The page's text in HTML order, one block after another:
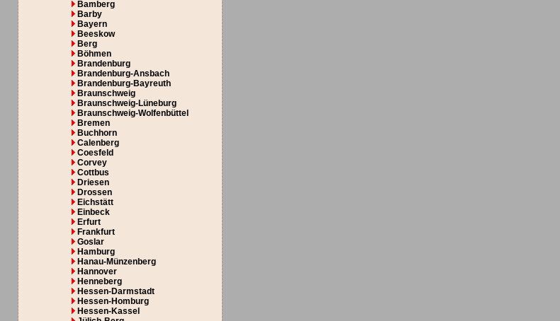
Bamberg
Barby
Bayern
Beeskow
Berg
Böhmen
Brandenburg
Brandenburg-Ansbach
Brandenburg-Bayreuth
Braunschweig
Braunschweig-Lüneburg
Braunschweig-Wolfenbüttel
Bremen
Buchhorn
Calenberg
Coesfeld
Corvey
Cottbus
Driesen
Drossen
Eichstätt
Einbeck
Erfurt
Frankfurt
Goslar
Hamburg
Hanau-Münzenberg
Hannover
Henneberg
Hessen-Darmstadt
Hessen-Homburg
Hessen-Kassel